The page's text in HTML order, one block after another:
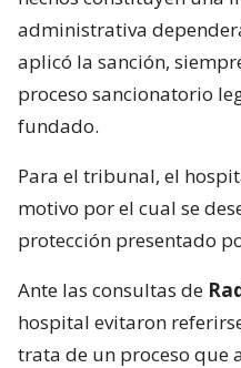
administrativa
aplicó la sanción,
proceso sancionatorio
fundado.
Para el tribunal, el
motivo por el cual se
protección presentado
Ante las consultas de
hospital evitaron
trata de un proceso que